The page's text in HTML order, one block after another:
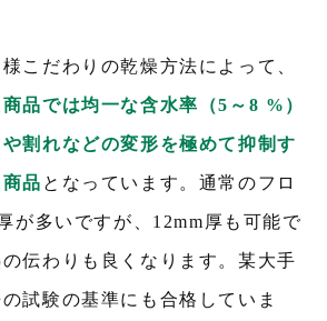
こだわりの乾燥方法によって、
品では均一な含水率（5～8 %）
割れなどの変形を極めて抑制す
品 となっています。通常のフロ
が多いですが、12mm厚も可能で
伝わりも良くなります。某大手
試験の基準にも合格していま